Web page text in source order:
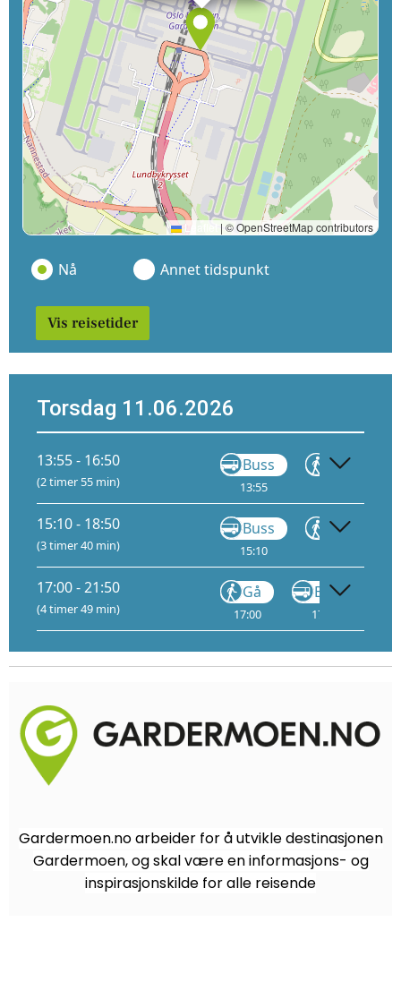
Leaflet | © OpenStreetMap contributors
Nå Annet tidspunkt
Vis reisetider
Torsdag 11.06.2026
13:55 - 16:50
(2 timer 55 min)
Buss
13:55
Gå
15:10 - 18:50
(3 timer 40 min)
Buss
15:10
Gå
17:00 - 21:50
(4 timer 49 min)
Gå
17:00
Buss
17:20
Gardermoen.no arbeider for å utvikle destinasjonen
Gardermoen, og skal være en informasjons- og
inspirasjonskilde for alle reisende